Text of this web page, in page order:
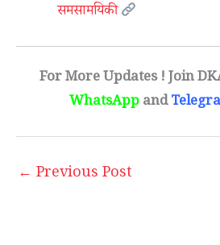
समसामयिकी
For More Updates ! Join
WhatsAppand
← Previous Post